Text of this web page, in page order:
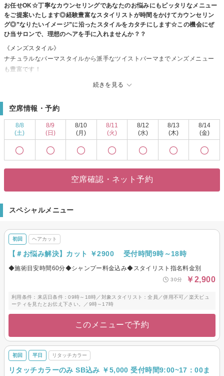
お任せOK☆丁寧なカウンセリングであなたのお悩みにもピッタリなメニュー
をご提案いたします◎経験豊富なスタイリストが時間をかけてカウンセリン
グ◎”なりたいイメージ”に沿ったスタイルをカタチにします☆この機会にぜ
ひ当サロンで、理想のヘアを手に入れませんか？？
続きを見る
《メンズスタイル》
ナチュラルなパーマスタイルから派手なツイストパーマまでメンズメニュー
も豊富です！
頭皮や髪質を良くする為のヘッドスパやトリートメントもご用意しておりま
す♪
《高いカットカラー技術》
ワンランク上の仕上がりへ◎
をキレイに魅せるカラーへ導きます♪♪
トレンドをおさえたヘアスタイルで、イメチェンしてみませんか
空席情報・予約
8/8
(土)
8/9
(日)
8/10
(月)
8/11
(火)
8/12
(水)
8/13
(木)
8/14
(金)
空席確認・ネット予約
スペシャルメニュー
初回 ヘアカット
【＃お悩み解決】カット ￥2900 受付時間9時～18時
◆施術目安時間60分◆シャンプー料金込み◆スタイリスト指名料金別
30分 ￥2,900
利用条件：来店日条件：09時～18時／対象スタイリスト：全員／併用不可／楽天ビュ
ーティを見たとお伝え下さい。／9時～17時
このメニューで予約
初回 平日 リタッチカラー
リタッチカラーのみ SB込み ￥5,000 受付時間9:00~17：00ま